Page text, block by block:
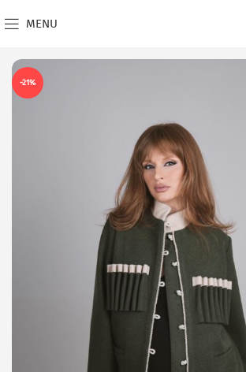
MENU
-21%